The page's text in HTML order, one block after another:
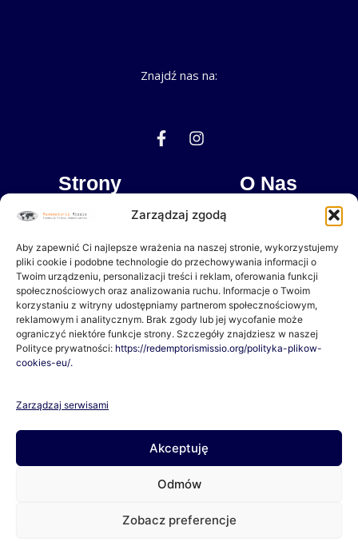
Zarządzaj zgodą
Aby zapewnić Ci najlepsze wrażenia na naszej stronie, wykorzystujemy
pliki cookie i podobne technologie do przechowywania informacji o
Twoim urządzeniu, personalizacji treści i reklam, oferowania funkcji
społecznościowych oraz analizowania ruchu. Informacje o Twoim
korzystaniu z witryny udostępniamy partnerom społecznościowym,
reklamowym i analitycznym. Brak zgody lub jej wycofanie może
ograniczyć niektóre funkcje strony. Szczegóły znajdziesz w naszej
Polityce prywatności: https://redemptorismissio.org/polityka-plikow-
cookies-eu/.
Zarządzaj serwisami
Akceptuję
Odmów
Zobacz preferencje
Znajdź nas na:
F
a
b
o
o
k
-
f
I
n
a
g
r
a
m
Strony
Dokumenty
Wpłacam
Czasopismo “Oswoić Tropik”
O Nas
Partnerzy
O Nas
Jeśli chcesz pomagać razem z Nami lub masz pytania, napisz
ul. Junikowska 48, 60-163 Poznań